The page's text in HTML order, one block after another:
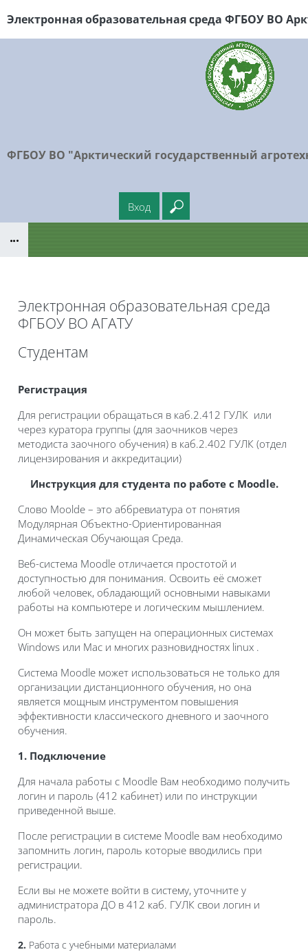
Электронная образовательная среда ФГБОУ ВО
ФГБОУ ВО "Арктический государственный
Введите ваш поисковый
Вход
Электронная образовательная среда
ФГБОУ ВО АГАТУ
Блоки
Студентам
Регистрация
Для регистрации обращаться в каб.2.412 ГУЛК или
через куратора группы (для заочников через
методиста заочного обучения) в каб.2.402 ГУЛК (отдел
лицензирования и аккредитации)
Инструкция для студента по работе с Moodle.
Слово Moolde – это аббревиатура от понятия
Модулярная Объектно-Ориентированная
Динамическая Обучающая Среда.
Веб-система Moodle отличается простотой и
доступностью для понимания. Освоить её сможет
любой человек, обладающий основными навыками
работы на компьютере и логическим мышлением.
Он может быть запущен на операционных системах
Windows или Mac и многих разновидностях linux .
Система Moodle может использоваться не только для
организации дистанционного обучения, но она
является мощным инструментом повышения
эффективности классического дневного и заочного
обучения.
1. Подключение
Для начала работы с Moodle Вам необходимо получить
логин и пароль (412 кабинет) или по инструкции
приведенной выше.
После регистрации в системе Moodle вам необходимо
запомнить логин, пароль которые вводились при
регистрации.
Если вы не можете войти в систему, уточните у
администратора ДО в 412 каб. ГУЛК свои логин и
пароль.
2. Работа с учебными материалами